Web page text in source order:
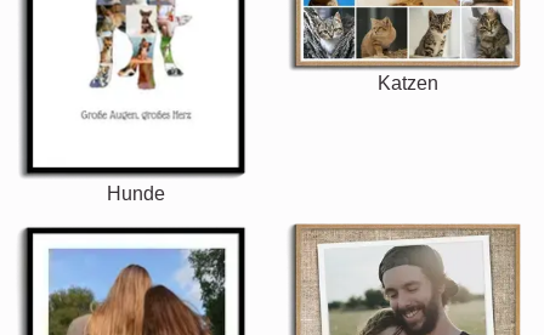
Hunde
Katzen